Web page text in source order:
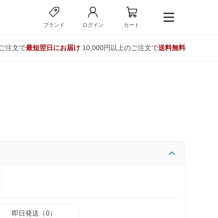
ブランド ログイン カート
注文で最短翌日にお届け10,000円以上のご注文で送料無料
即日発送（0）